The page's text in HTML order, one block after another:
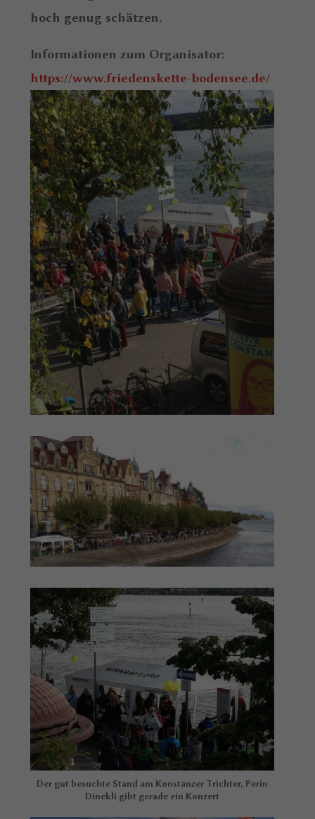
hoch genug schätzen.
Informationen zum Organisator:
https://www.friedenskette-bodensee.de/
Der gut besuchte Stand am Konstanzer Trichter, Perin
Dinekli gibt gerade ein Konzert